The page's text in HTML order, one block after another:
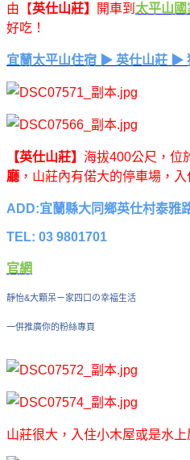
由【英仕山莊】 開車到 太平山
好吃！
宜蘭太平山住宿 ▶ 英仕山莊 ▶
【英仕山莊】 海拔400公尺，位
廳 ，山莊內有偌大的停車場，
ADD:宜蘭縣大同鄉英仕村泰雅
TEL: 03 9801701
官網
靜怡&大顆呆ㄧ家四口の幸福生活
一併推廣你的粉絲專頁
山莊很大，入住小木屋或是水